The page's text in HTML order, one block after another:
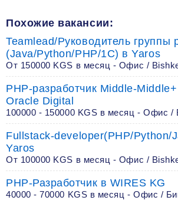
Похожие вакансии:
Teamlead/Руководитель группы
(Java/Python/PHP/1C) в Yaros
От 150000 KGS в месяц - Офис /
PHP-разработчик Middle-
Oracle Digital
100000 - 150000 KGS в месяц - Офис /
Fullstack-developer(PHP/Python/
Yaros
От 100000 KGS в месяц - Офис /
PHP-Разработчик в WIRES KG
40000 - 70000 KGS в месяц - Офис /